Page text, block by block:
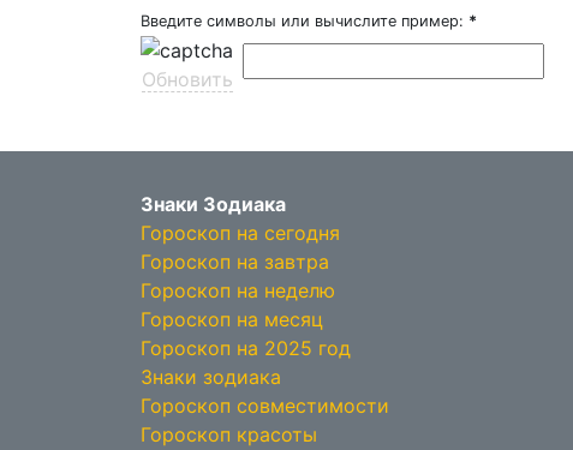
Введите символы или вычислите пример: *
Обновить
Знаки Зодиака
Гороскоп на сегодня
Гороскоп на завтра
Гороскоп на неделю
Гороскоп на месяц
Гороскоп на 2025 год
Знаки зодиака
Гороскоп совместимости
Гороскоп красоты